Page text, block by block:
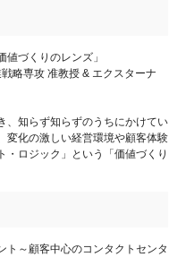
づくりのレンズ」
略専攻 准教授 & エクスターナ
、知らず知らずのうちにかけてい
変化の激しい経営環境や顧客体験
・ロジック」という「価値づくり
ト～顧客中心のコンタクトセンタ